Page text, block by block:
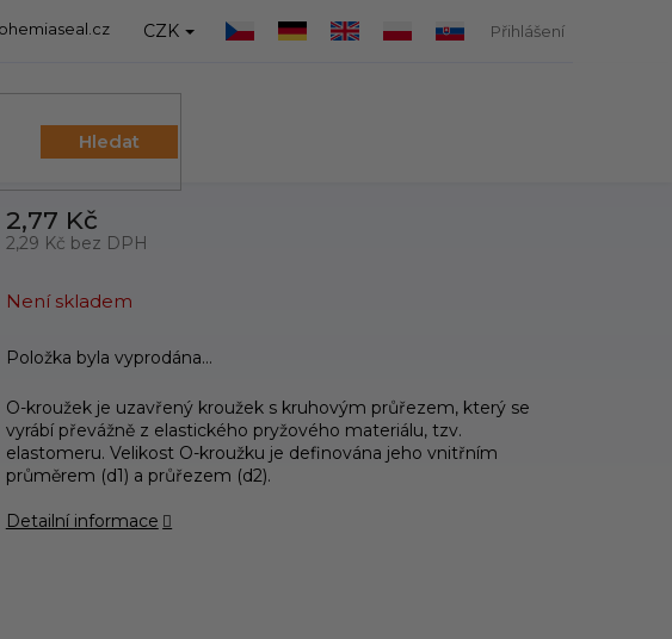
CZK Přihlášení
Hledat
2,77 Kč
2,29 Kč bez DPH
cena:
Není skladem
Položka byla vyprodána…
O-kroužek je uzavřený kroužek s kruhovým průřezem, který se
vyrábí převážně z elastického pryžového materiálu, tzv.
elastomeru. Velikost O-kroužku je definována jeho vnitřním
průměrem (d1) a průřezem (d2).
Detailní informace